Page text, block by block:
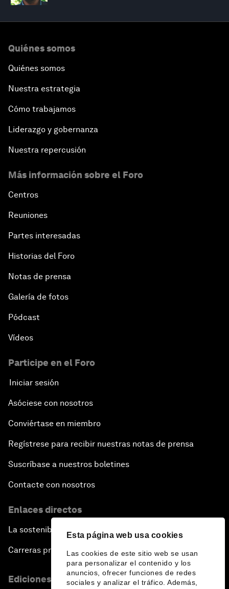
Esta página web usa cookies
Las cookies de este sitio web se usan
para personalizar el contenido y los
anuncios, ofrecer funciones de redes
sociales y analizar el tráfico. Además,
Quiénes somos
Quiénes somos
Nuestra estrategia
Cómo trabajamos
Liderazgo y gobernanza
Nuestra repercusión
Más información sobre el Foro
Centros
Reuniones
Partes interesadas
Historias del Foro
Notas de prensa
Galería de fotos
Pódcast
Vídeos
Participe en el Foro
Iniciar sesión
Asóciese con nosotros
Conviértase en miembro
Regístrese para recibir nuestras notas de prensa
Suscríbase a nuestros boletines
Contacte con nosotros
Enlaces directos
La sostenibilidad en el Foro
Carreras profesionales
Ediciones en otros idiomas